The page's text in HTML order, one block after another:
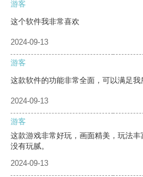
游客
这个软件我非常喜欢
2024-09-13
游客
这款软件的功能非常全面，可以满足我
2024-09-13
游客
这款游戏非常好玩，画面精美，玩法
没有玩腻。
2024-09-13